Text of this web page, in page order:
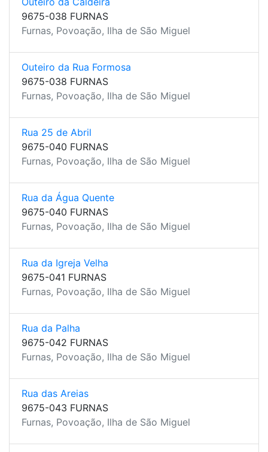
9675-038 FURNAS
Furnas, Povoação, Ilha de São Miguel
Outeiro da Rua Formosa
9675-038 FURNAS
Furnas, Povoação, Ilha de São Miguel
Rua 25 de Abril
9675-040 FURNAS
Furnas, Povoação, Ilha de São Miguel
Rua da Água Quente
9675-040 FURNAS
Furnas, Povoação, Ilha de São Miguel
Rua da Igreja Velha
9675-041 FURNAS
Furnas, Povoação, Ilha de São Miguel
Rua da Palha
9675-042 FURNAS
Furnas, Povoação, Ilha de São Miguel
Rua das Areias
9675-043 FURNAS
Furnas, Povoação, Ilha de São Miguel